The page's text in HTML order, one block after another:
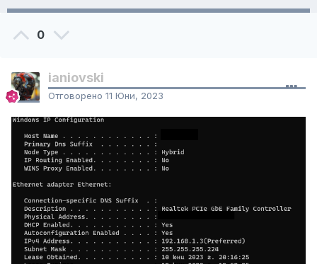
0
ianiovski
Отговорено 11 Юни, 2023